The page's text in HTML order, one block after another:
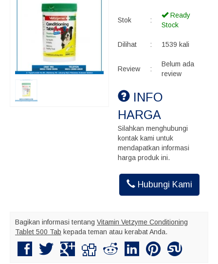
Stok :
Ready
Stock
Dilihat : 1539 kali
Review :
Belum ada
review
INFO
HARGA
Silahkan menghubungi
kontak kami untuk
mendapatkan informasi
harga produk ini.
Hubungi Kami
Bagikan informasi tentang Vitamin Vetzyme Conditioning
Tablet 500 Tab kepada teman atau kerabat Anda.